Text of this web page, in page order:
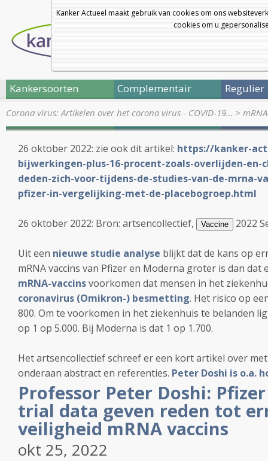
Kanker Actueel maakt gebruik van cookies om ons
cookies om u
Kankersoorten Complementair Regulier
Corona virus: Artikelen over het corona virus - COVID-19… >
26 oktober 2022: zie ook dit artikel: https://kanker-
bijwerkingen-plus-16-procent-zoals-overlijden-
deden-zich-voor-tijdens-de-studies-van-de-mrna-
pfizer-in-vergelijking-met-de-placebogroep.html
26 oktober 2022: Bron: artsencollectief, Vaccine 2022
Uit een nieuwe studie analyse blijkt dat de kans op
mRNA vaccins van Pfizer en Moderna groter is dan dat
mRNA-vaccinsvoorkomen dat mensen in het
coronavirus (Omikron-) besmetting. Het risico op
800. Om te voorkomen in het ziekenhuis te belanden
op 1 op 5.000. Bij Moderna is dat 1 op 1.700.
Het artsencollectief schreef er een kort artikel over
onderaan abstract en referenties. Peter Doshi is o.a.
Professor Peter Doshi:
trial data geven reden tot
veiligheid mRNA vaccins
okt 25, 2022